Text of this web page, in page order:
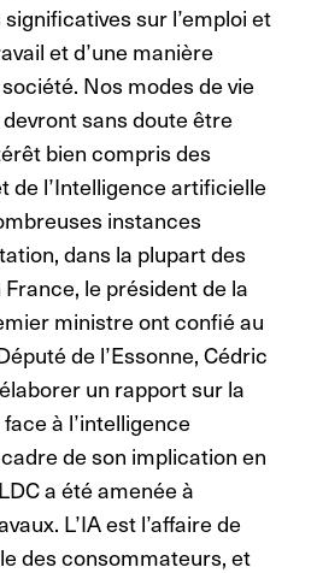
sur l’emploi et
et d’une manière
Nos modes de vie
sans doute être
bien compris des
de l’Intelligence artificielle
instances
dans la plupart des
le président de la
ministre ont confié au
de l’Essonne, Cédric
un rapport sur la
à l’intelligence
de son implication en
a été amenée à
L’IA est l’affaire de
des consommateurs, et